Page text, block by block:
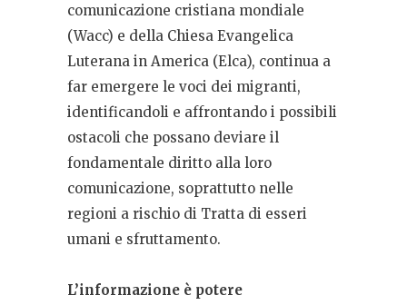
comunicazione cristiana mondiale
(Wacc) e della Chiesa Evangelica
Luterana in America (Elca), continua a
far emergere le voci dei migranti,
identificandoli e affrontando i possibili
ostacoli che possano deviare il
fondamentale diritto alla loro
comunicazione, soprattutto nelle
regioni a rischio di Tratta di esseri
umani e sfruttamento.
L’informazione è potere